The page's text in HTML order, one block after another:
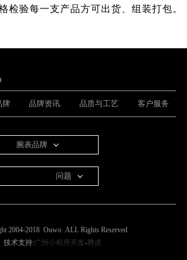
检验每一支产品方可出货、组装打包。
牌 品牌资讯 品质与工艺 客户服务
腕表品牌
问题
2004-2018 Ouwo .ALL Rights Reserved
技术支持:广州小程序开发-腾虎